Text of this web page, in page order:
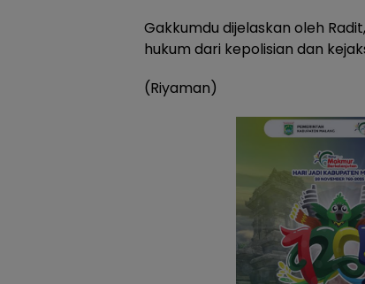
Gakkumdu dijelaskan oleh
hukum dari kepolisian dan
(Riyaman)